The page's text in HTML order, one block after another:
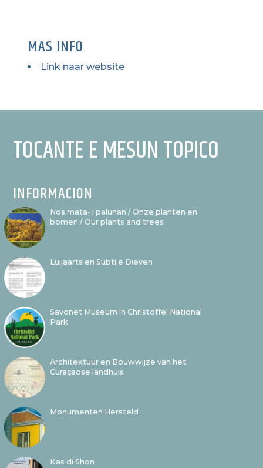
MAS INFO
Link naar website
TOCANTE E MESUN TOPICO
INFORMACION
Nos mata- i palunan / Onze planten en
bomen / Our plants and trees
Luijaarts en Subtile Dieven
Savonet Museum in Christoffel National
Park
Architektuur en Bouwwijze van het
Curaçaose landhuis
Monumenten Hersteld
Kas di Shon